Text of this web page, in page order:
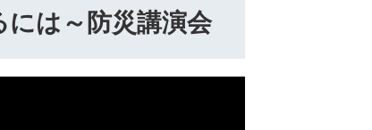
には～防災講演会